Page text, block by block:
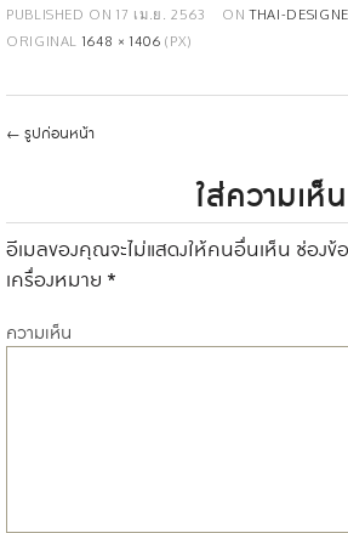
PUBLISHED ON17 เม.ย. 2563 ONTHAI-
ORIGINAL 1648 × 1406 (PX)
← รูปก่อนหน้า
ใส่ความเห็น
อีเมลของคุณจะไม่แสดงให้คนอื่นเห็น ช่องข้
เครื่องหมาย *
ความเห็น